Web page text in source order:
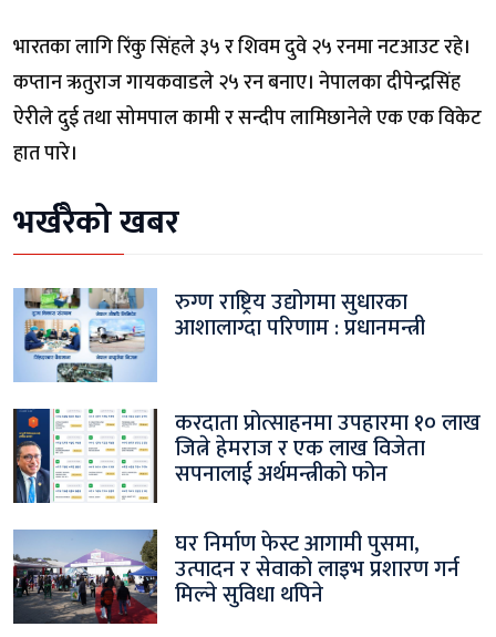
भारतका लागि रिंकु सिंहले ३५ र शिवम दुवे २५ रनमा नटआउट रहे।
कप्तान ऋतुराज गायकवाडले २५ रन बनाए। नेपालका दीपेन्द्रसिंह
ऐरीले दुई तथा सोमपाल कामी र सन्दीप लामिछानेले एक एक विकेट
हात पारे।
भर्खरैको खबर
रुग्ण राष्ट्रिय उद्योगमा सुधारका
आशालाग्दा परिणाम : प्रधानमन्त्री
करदाता प्रोत्साहनमा उपहारमा १० लाख
जित्ने हेमराज र एक लाख विजेता
सपनालाई अर्थमन्त्रीको फोन
घर निर्माण फेस्ट आगामी पुसमा,
उत्पादन र सेवाको लाइभ प्रशारण गर्न
मिल्ने सुविधा थपिने